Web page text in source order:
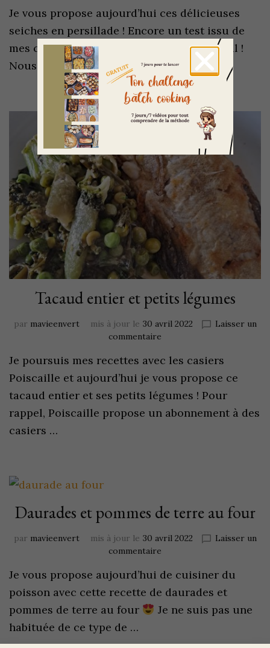
Je vous propose aujourd’hui ces délicieuses
seiches en persillade ! Encore un test issu de
mes casiers de la mer Poiscaille. Quel régal !
Nous recevons deux fois par mois …
Tacaud entier et petits légumes
par mavieenvert mis à jour le 30 avril 2022
Laisser un
commentaire
Je poursuis mes recettes avec les casiers
Poiscaille et aujourd’hui je vous propose ce
tacaud entier et ses petits légumes ! Pour
rappel, Poiscaille propose un abonnement à des
casiers …
Daurades et pommes de terre au four
par mavieenvert mis à jour le 30 avril 2022
Laisser un
commentaire
Je vous propose aujourd’hui de cuisiner du
poisson avec cette recette de daurades et
pommes de terre au four
Je ne suis pas une
habituée de ce type de …